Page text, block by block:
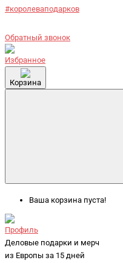
#королеваподарков
Обратный звонок
Избранное
Корзина
Ваша корзина пуста!
Профиль
Деловые подарки и мерч
из Европы за 15 дней